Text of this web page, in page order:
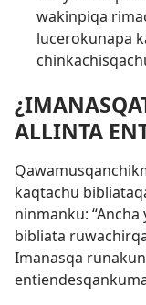
wakinpiqa
lucerokunapa
ALLINTA
kaqtachu
ninmanku:
bibliata
Imanasqa